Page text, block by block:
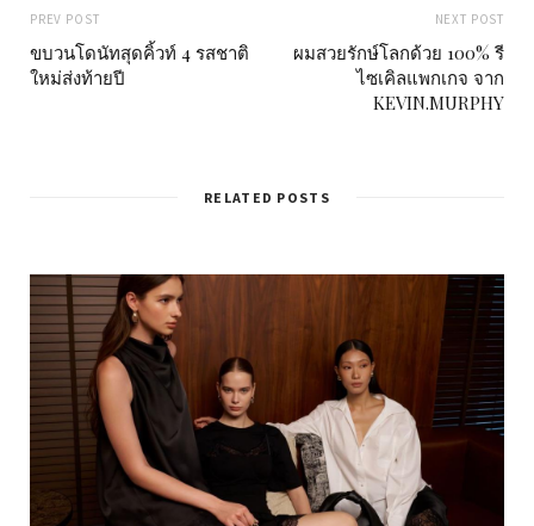
PREV POST
ขบวนโดนัทสุดคิ้วท์ 4 รสชาติ
ใหม่ส่งท้ายปี
NEXT POST
ผมสวยรักษ์โลกด้วย 100% รี
ไซเคิลแพกเกจ จาก
KEVIN.MURPHY
RELATED POSTS